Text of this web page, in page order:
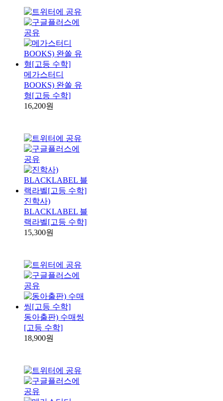
메가스터디
BOOKS) 완쏠 유
형[고등 수학]
16,200원
진학사)
BLACKLABEL 블
랙라벨[고등 수학]
15,300원
동아출판) 수매씽
[고등 수학]
18,900원